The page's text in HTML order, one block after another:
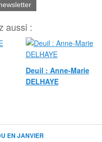
aussi :
Deuil : Anne-Marie
DELHAYE
EN JANVIER